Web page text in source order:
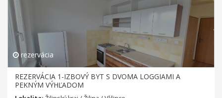
rezervácia
REZERVÁCIA 1-IZBOVÝ BYT S DVOMA LOGGIAMI A
PEKNÝM VÝHĽADOM